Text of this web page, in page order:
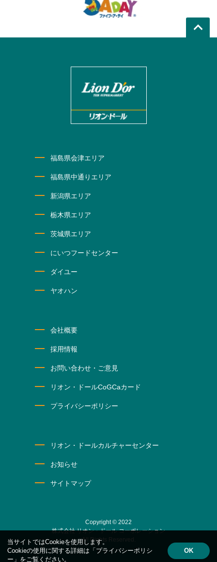
福島県会津エリア
福島県中通りエリア
新潟県エリア
栃木県エリア
茨城県エリア
にいつフードセンター
ダイユー
ヤオハン
会社概要
採用情報
お問い合わせ・ご意見
リオン・ドールCoGCaカード
プライバシーポリシー
リオン・ドールカルチャーセンター
お知らせ
サイトマップ
Copyright © 2022
株式会社 リオン・ドール コーポレーション
All Rights Reserved.
当サイトではCookieを使用します。
Cookieの使用に関する詳細は 「プライバシーポリシ
ー」 をご覧ください。
OK